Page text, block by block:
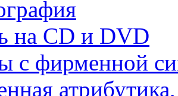
на СD и DVD
с фирменной